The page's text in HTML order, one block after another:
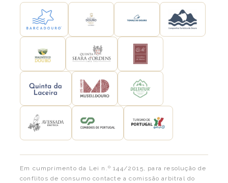
Em cumprimento da Lei n.º 144/2015, para resolução de
conflitos de consumo contacte a comissão arbitral do